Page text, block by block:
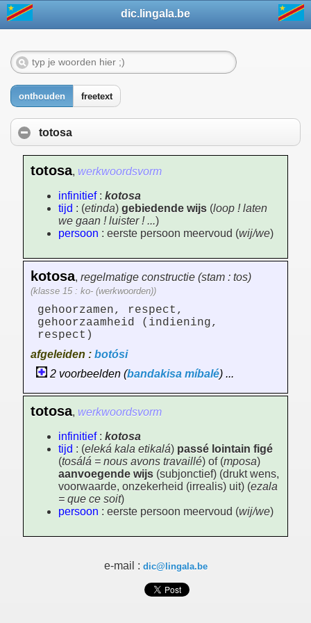
dic.lingala.be
onthouden freetext
totosa
totosa, werkwoordsvorm
infinitief: kotosa
tijd : (etinda) gebiedende wijs (loop ! laten
we gaan ! luister ! ...)
persoon : eerste persoon meervoud (wij/we)
kotosa, regelmatige constructie (stam : tos)
(klasse 15 : ko- (werkwoorden))
gehoorzamen, respect,
gehoorzaamheid (indiening,
respect)
afgeleiden : botósi
2 voorbeelden (bandakisa míbalé) ...
totosa, werkwoordsvorm
infinitief: kotosa
tijd : (eleká kala etikalá) passé lointain figé
(tosálá = nous avons travaillé) of (mposa)
aanvoegende wijs (subjonctief) (drukt wens,
voorwaarde, onzekerheid (irrealis) uit) (ezala
= que ce soit)
persoon : eerste persoon meervoud (wij/we)
e-mail : dic@lingala.be